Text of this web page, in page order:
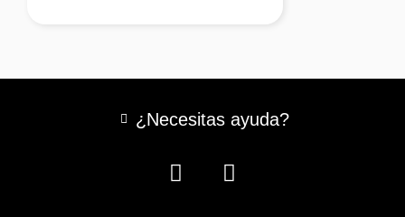
¿Necesitas ayuda?